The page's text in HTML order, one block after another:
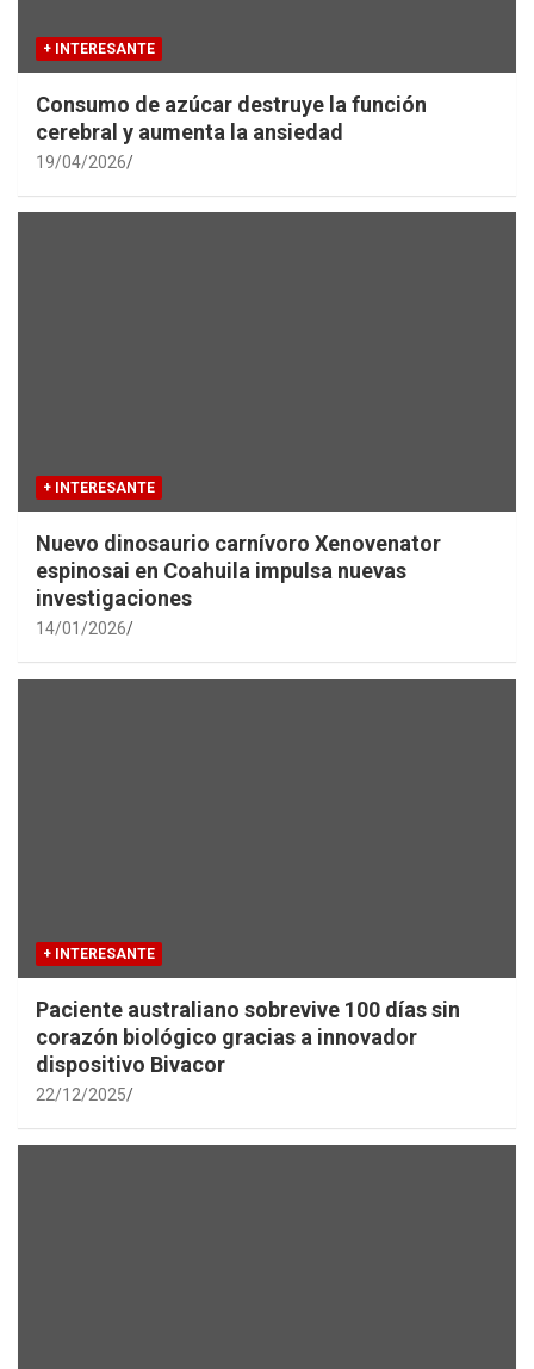
+ INTERESANTE
Consumo de azúcar destruye la función
cerebral y aumenta la ansiedad
19/04/2026
+ INTERESANTE
Nuevo dinosaurio carnívoro Xenovenator
espinosai en Coahuila impulsa nuevas
investigaciones
14/01/2026
+ INTERESANTE
Paciente australiano sobrevive 100 días sin
corazón biológico gracias a innovador
dispositivo Bivacor
22/12/2025